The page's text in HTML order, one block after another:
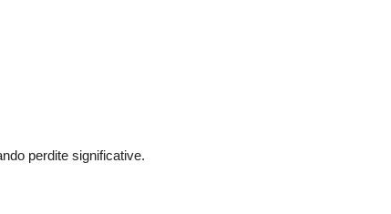
perdite significative.